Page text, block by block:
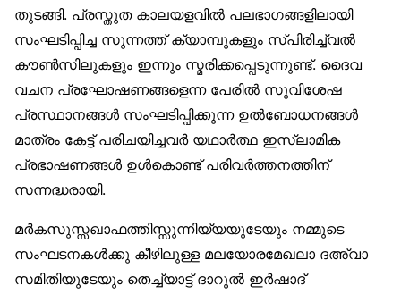
തുടങ്ങി. പ്രസ്തുത കാലയളവിൽ പലഭാഗങ്ങളിലായി
സംഘടിപ്പിച്ച സുന്നത്ത് ക്യാമ്പുകളും സ്പിരിച്ച്വൽ
കൗൺസിലുകളും ഇന്നും സ്മരിക്കപ്പെടുന്നുണ്ട്. ദൈവ
വചന പ്രഘോഷണങ്ങളെന്ന പേരിൽ സുവിശേഷ
പ്രസ്ഥാനങ്ങൾ സംഘടിപ്പിക്കുന്ന ഉൽബോധനങ്ങൾ
മാത്രം കേട്ട് പരിചയിച്ചവർ യഥാർത്ഥ ഇസ്‌ലാമിക
പ്രഭാഷണങ്ങൾ ഉൾകൊണ്ട് പരിവർത്തനത്തിന്
സന്നദ്ധരായി.
മർകസുസ്സഖാഫത്തിസ്സുന്നിയ്യയുടേയും നമ്മുടെ
സംഘടനകൾക്കു കീഴിലുള്ള മലയോരമേഖലാ ദഅ്‌വാ
സമിതിയുടേയും തെച്ച്യാട്ട് ദാറുൽ ഇർഷാദ്